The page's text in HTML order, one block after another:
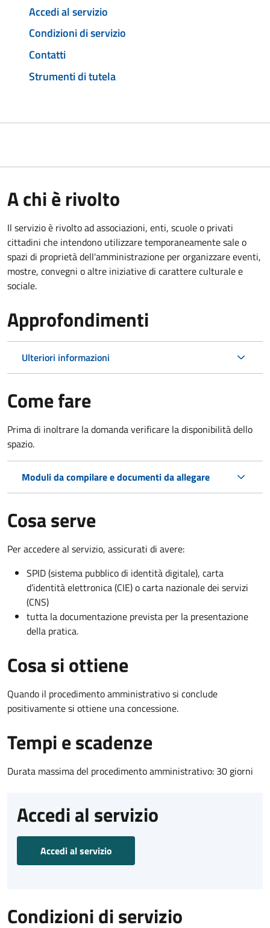
Accedi al servizio
Condizioni di servizio
Contatti
Strumenti di tutela
A chi è rivolto
Il servizio è rivolto ad associazioni, enti, scuole o privati
cittadini che intendono utilizzare temporaneamente sale o
spazi di proprietà dell'amministrazione per organizzare eventi,
mostre, convegni o altre iniziative di carattere culturale e
sociale.
Approfondimenti
Ulteriori informazioni
Come fare
Prima di inoltrare la domanda verificare la disponibilità dello
spazio.
Moduli da compilare e documenti da allegare
Cosa serve
Per accedere al servizio, assicurati di avere:
SPID (sistema pubblico di identità digitale), carta
d’identità elettronica (CIE) o carta nazionale dei servizi
(CNS)
tutta la documentazione prevista per la presentazione
della pratica.
Cosa si ottiene
Quando il procedimento amministrativo si conclude
positivamente si ottiene una concessione.
Tempi e scadenze
Durata massima del procedimento amministrativo: 30 giorni
Accedi al servizio
Accedi al servizio
Condizioni di servizio